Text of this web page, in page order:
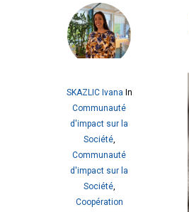
SKAZLIC Ivana In
Communauté
d'impact sur la
Société,
Communauté
d'impact sur la
Société,
Coopération